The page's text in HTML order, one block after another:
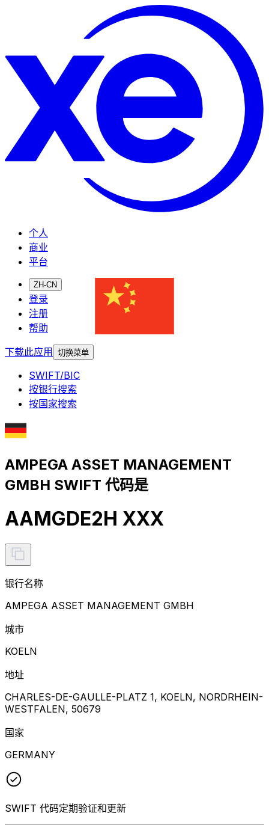
个人
商业
平台
ZH-CN
登录
注册
帮助
下载此应用
切换菜单
SWIFT/BIC
按银行搜索
按国家搜索
AMPEGA ASSET MANAGEMENT
GMBH SWIFT 代码是
AAMGDE2H XXX
银行名称
AMPEGA ASSET MANAGEMENT GMBH
城市
KOELN
地址
CHARLES-DE-GAULLE-PLATZ 1, KOELN, NORDRHEIN-
WESTFALEN, 50679
国家
GERMANY
SWIFT 代码定期验证和更新